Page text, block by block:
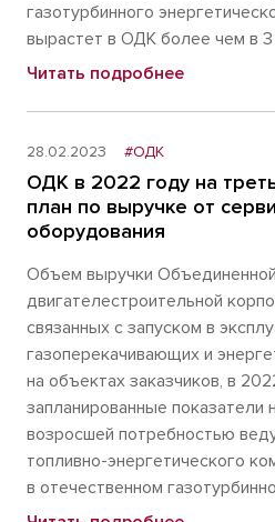
газотурбинного
вырастет в ОДК более чем в 3
Читать подробнее
28.02.2023 #ОДК
ОДК в 2022 году на
план по выручке от
оборудования
Объем выручки Объединенной
двигателестроительной
связанных с запуском в
газоперекачивающих и
на объектах заказчиков, в
запланированные показатели
возросшей потребностью
топливно-энергетического
в отечественном